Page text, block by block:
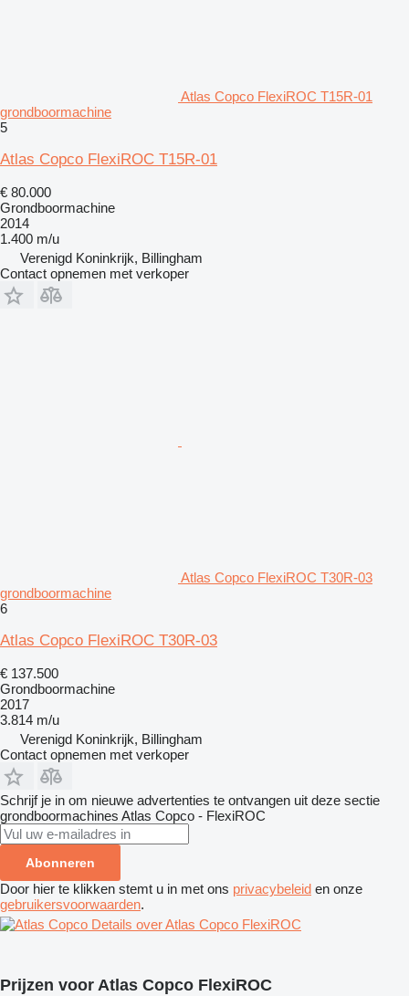
Atlas Copco FlexiROC T15R-01
grondboormachine
5
Atlas Copco FlexiROC T15R-01
€ 80.000
Grondboormachine
2014
1.400 m/u
Verenigd Koninkrijk, Billingham
Contact opnemen met verkoper
Atlas Copco FlexiROC T30R-03
grondboormachine
6
Atlas Copco FlexiROC T30R-03
€ 137.500
Grondboormachine
2017
3.814 m/u
Verenigd Koninkrijk, Billingham
Contact opnemen met verkoper
Schrijf je in om nieuwe advertenties te ontvangen uit deze sectie
grondboormachines Atlas Copco - FlexiROC
Abonneren
Door hier te klikken stemt u in met ons privacybeleid en onze
gebruikersvoorwaarden.
Details over Atlas Copco FlexiROC
Prijzen voor Atlas Copco FlexiROC